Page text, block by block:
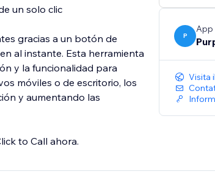
un solo clic
gracias a un botón de
al instante. Esta herramienta
y la funcionalidad para
móviles o de escritorio, los
y aumentando las
to Call ahora.
P
App
Visita